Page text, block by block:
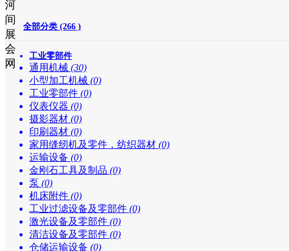
全部分类 (266 )
工业零部件
通用机械 (30)
小型加工机械 (0)
工业零部件 (0)
仪表仪器 (0)
摄影器材 (0)
印刷器材 (0)
家用缝纫机及零件，纺织器材 (0)
运输设备 (0)
金刚石工具及制品 (0)
泵 (0)
机床附件 (0)
工业过滤设备及零部件 (0)
激光设备及零部件 (0)
清洁设备及零部件 (0)
仓储运输设备 (0)